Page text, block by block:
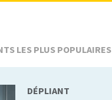
LES PLUS POPULAIRES
DÉPLIANT